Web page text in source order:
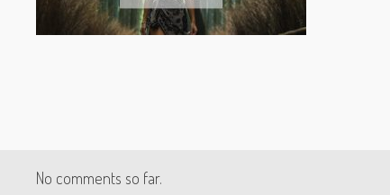
No comments so far.